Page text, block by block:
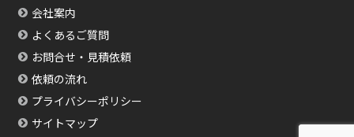
会社案内
よくあるご質問
お問合せ・見積依頼
依頼の流れ
プライバシーポリシー
サイトマップ